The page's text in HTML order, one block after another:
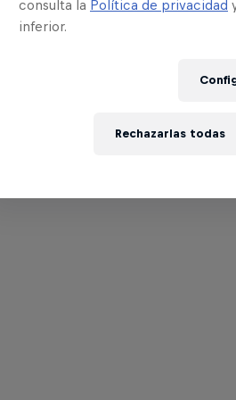
consulta la Política de privacidad
inferior.
Rechazarlas todas